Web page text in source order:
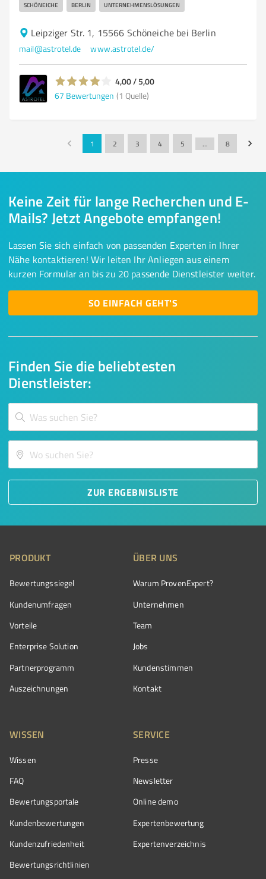
SCHÖNEICHE BERLIN UNTERNEHMENSLÖSUNGEN
Leipziger Str. 1, 15566 Schöneiche bei Berlin
mail@astrotel.de www.astrotel.de/
4,00 / 5,00
67 Bewertungen (1 Quelle)
1 2 3 4 5 … 8
Finden Sie die beliebtesten
Dienstleister:
ZUR ERGEBNISLISTE
Keine Zeit für lange Recherchen und E-
Mails? Jetzt Angebote empfangen!
Lassen Sie sich einfach von passenden Experten in Ihrer
Nähe kontaktieren! Wir leiten Ihr Anliegen aus einem
kurzen Formular an bis zu 20 passende Dienstleister weiter.
SO EINFACH GEHT'S
PRODUKT
Bewertungssiegel
Kundenumfragen
Vorteile
Enterprise Solution
Partnerprogramm
Auszeichnungen
ÜBER UNS
Warum ProvenExpert?
Unternehmen
Team
Jobs
Kundenstimmen
Kontakt
WISSEN
Wissen
FAQ
Bewertungsportale
Kundenbewertungen
Kundenzufriedenheit
Bewertungs­richtlinien
SERVICE
Presse
Newsletter
Online demo
Expertenbewertung
Expertenverzeichnis